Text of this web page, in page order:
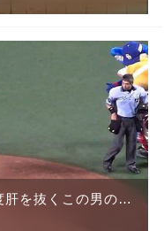
を抜くこの男のス